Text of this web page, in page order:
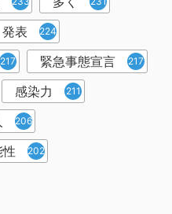
発表 224
217 緊急事態宣言 217
感染力 211
206
202